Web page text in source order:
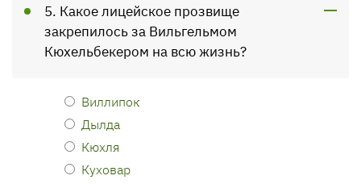
5. Какое лицейское прозвище
закрепилось за Вильгельмом
Кюхельбекером на всю жизнь?
Виллипок
Дылда
Кюхля
Куховар